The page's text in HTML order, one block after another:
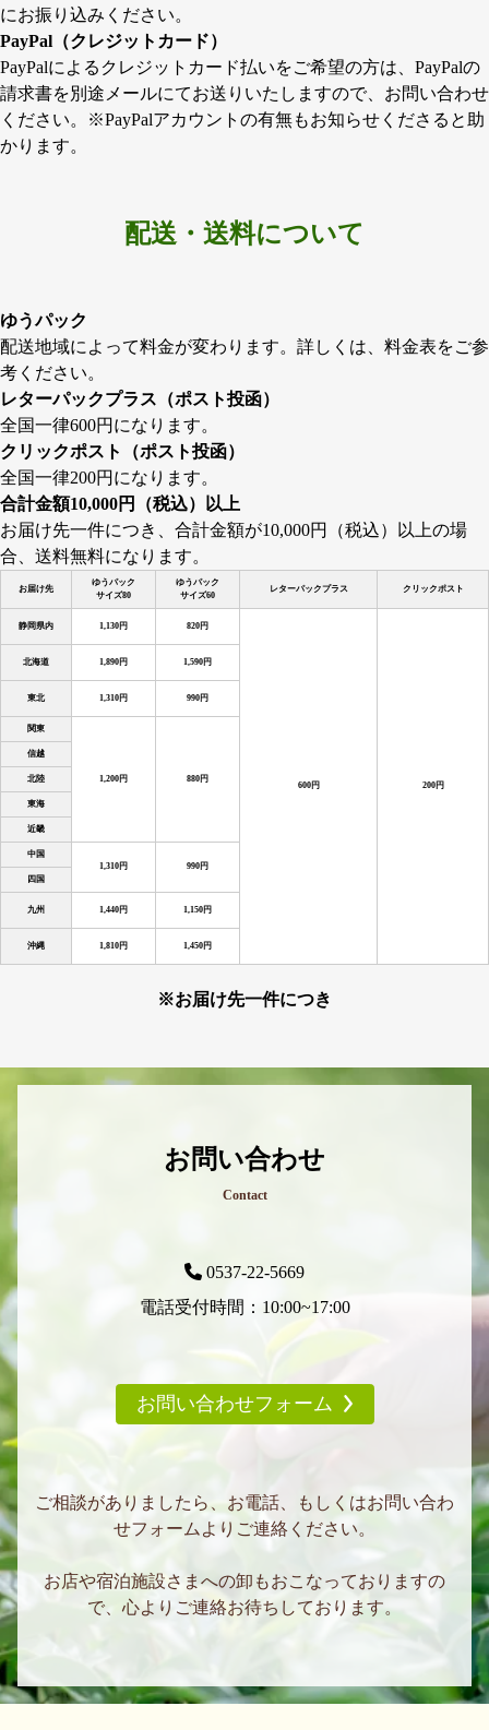
にお振り込みください。
PayPal（クレジットカード）
PayPalによるクレジットカード払いをご希望の方は、PayPalの
請求書を別途メールにてお送りいたしますので、お問い合わせ
ください。※PayPalアカウントの有無もお知らせくださると助
かります。
配送・送料について
ゆうパック
配送地域によって料金が変わります。詳しくは、料金表をご参
考ください。
レターパックプラス（ポスト投函）
全国一律600円になります。
クリックポスト（ポスト投函）
全国一律200円になります。
合計金額10,000円（税込）以上
お届け先一件につき、合計金額が10,000円（税込）以上の場
合、送料無料になります。
お届け先
ゆうパック
サイズ80
ゆうパック
サイズ60
レターパックプラス クリックポスト
静岡県内 1,130円 820円
600円 200円
北海道 1,890円 1,590円
東北 1,310円 990円
関東
1,200円 880円
信越
北陸
東海
近畿
中国
1,310円
990円
四国
九州 1,440円 1,150円
沖縄 1,810円 1,450円
※お届け先一件につき
お問い合わせ
Contact
0537-22-5669
電話受付時間：10:00~17:00
お問い合わせフォーム
ご相談がありましたら、お電話、もしくはお問い合わ
せフォームよりご連絡ください。
お店や宿泊施設さまへの卸もおこなっておりますの
で、心よりご連絡お待ちしております。